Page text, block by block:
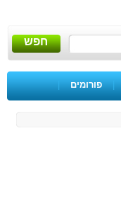
חפש
| פורומים |